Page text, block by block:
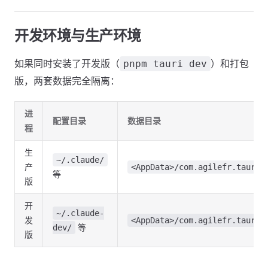
开发环境与生产环境
如果同时安装了开发版（ pnpm tauri dev ）和打包
版，两套数据完全隔离：
进
程
配置目录 数据目录
生
产
版
~/.claude/
等
<AppData>/com.agilefr.tauri/
开
发
版
~/.claude-
dev/
等
<AppData>/com.agilefr.tauri/